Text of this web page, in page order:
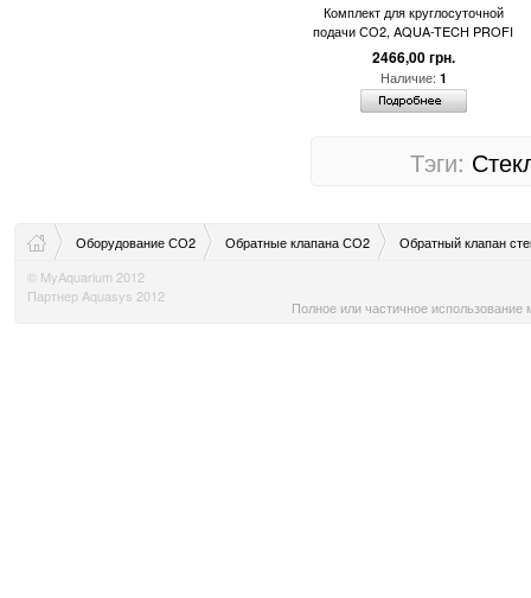
Комплект для круглосуточной
подачи СО2, AQUA-TECH PROFI
2466,00 грн.
Наличие: 1
Тэги:
Оборудование СО2 Обратные клапана СО2
Обратный клапан
© MyAquarium 2012
Партнер Aquasys 2012
Полное или частичное